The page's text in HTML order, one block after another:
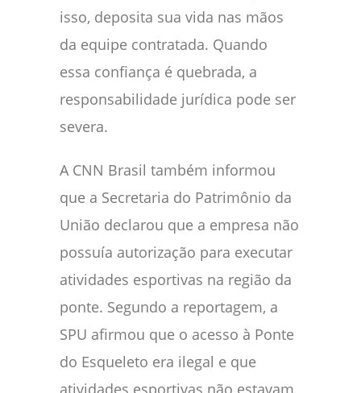
isso, deposita sua vida nas mãos
da equipe contratada. Quando
essa confiança é quebrada, a
responsabilidade jurídica pode ser
severa.
A CNN Brasil também informou
que a Secretaria do Patrimônio da
União declarou que a empresa não
possuía autorização para executar
atividades esportivas na região da
ponte. Segundo a reportagem, a
SPU afirmou que o acesso à Ponte
do Esqueleto era ilegal e que
atividades esportivas não estavam